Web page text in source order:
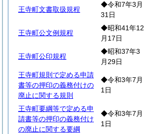
王寺町文書取扱規程
◆令和7年3月
31日
王寺町公文例規程
◆昭和41年12
月17日
王寺町公印規程
◆昭和37年3
月29日
王寺町規則で定める申請
書等の押印の義務付けの
廃止に関する規則
◆令和3年7月
1日
王寺町要綱等で定める申
請書等の押印の義務付け
の廃止に関する要綱
◆令和3年7月
1日